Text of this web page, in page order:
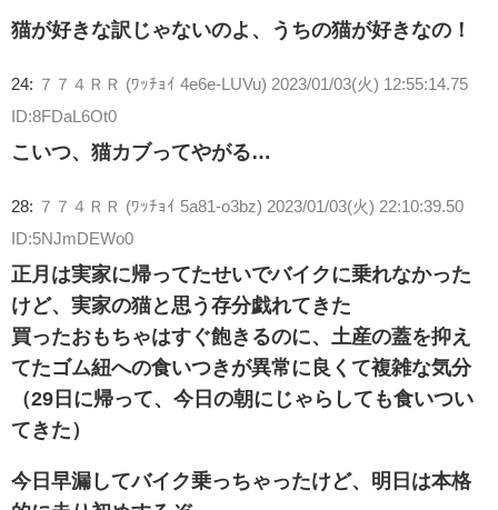
猫が好きな訳じゃないのよ、うちの猫が好きなの！
24: ７７４ＲＲ (ﾜｯﾁｮｲ 4e6e-LUVu) 2023/01/03(火) 12:55:14.75
ID:8FDaL6Ot0
こいつ、猫カブってやがる…
28: ７７４ＲＲ (ﾜｯﾁｮｲ 5a81-o3bz) 2023/01/03(火) 22:10:39.50
ID:5NJmDEWo0
正月は実家に帰ってたせいでバイクに乗れなかった
けど、実家の猫と思う存分戯れてきた
買ったおもちゃはすぐ飽きるのに、土産の蓋を抑え
てたゴム紐への食いつきが異常に良くて複雑な気分
（29日に帰って、今日の朝にじゃらしても食いつい
てきた）
今日早漏してバイク乗っちゃったけど、明日は本格